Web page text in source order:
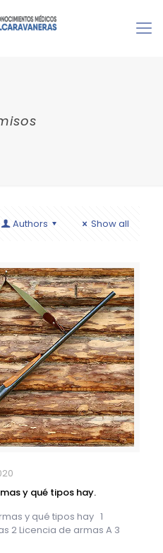
Authors Show all
y qué tipos hay.
y qué tipos hay 1
2 Licencia de armas A 3